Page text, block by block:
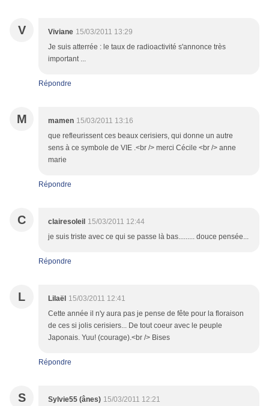
V Viviane 15/03/2011 13:29
Je suis atterrée : le taux de radioactivité s'annonce très
important ...
Répondre
M mamen 15/03/2011 13:16
que refleurissent ces beaux cerisiers, qui donne un autre
sens à ce symbole de VIE .<br /> merci Cécile <br /> anne
marie
Répondre
C clairesoleil 15/03/2011 12:44
je suis triste avec ce qui se passe là bas......... douce pensée...
Répondre
L Lilaël 15/03/2011 12:41
Cette année il n'y aura pas je pense de fête pour la floraison
de ces si jolis cerisiers... De tout coeur avec le peuple
Japonais. Yuu! (courage).<br /> Bises
Répondre
S Sylvie55 (ânes) 15/03/2011 12:21